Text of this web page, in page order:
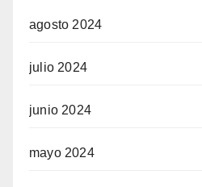
agosto 2024
julio 2024
junio 2024
mayo 2024